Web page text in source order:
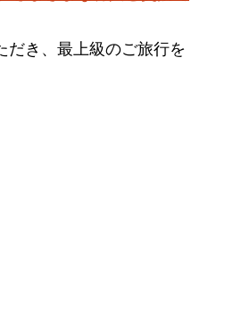
だき、最上級のご旅行を